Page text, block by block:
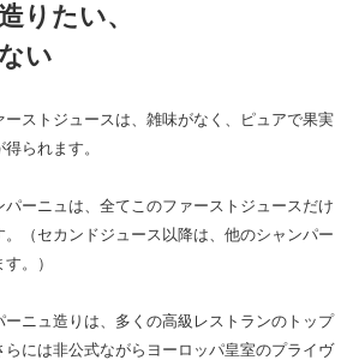
りたい、
い
ーストジュースは、雑味がなく、ピュアで果実
られます。
パーニュは、全てこのファーストジュースだけ
（セカンドジュース以降は、他のシャンパー
。）
ーニュ造りは、多くの高級レストランのトップ
らには非公式ながらヨーロッパ皇室のプライヴ